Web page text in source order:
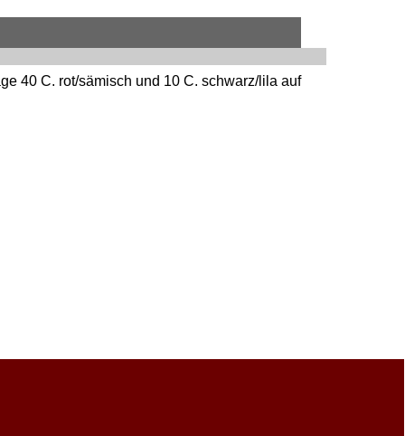
40 C. rot/sämisch und 10 C. schwarz/lila auf